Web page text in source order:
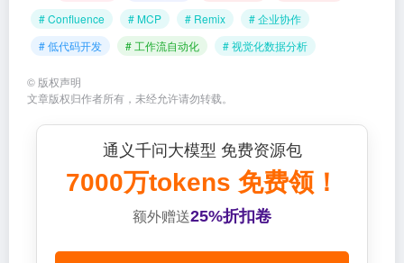
# Confluence
# MCP # Remix
# 企业协作
# 低代码开发
# 工作流自动化 # 视觉化数据分析
© 版权声明
文章版权归作者所有，未经允许请勿转载。
通义千问大模型 免费资源包
7000万tokens 免费领！
额外赠送25%折扣卷